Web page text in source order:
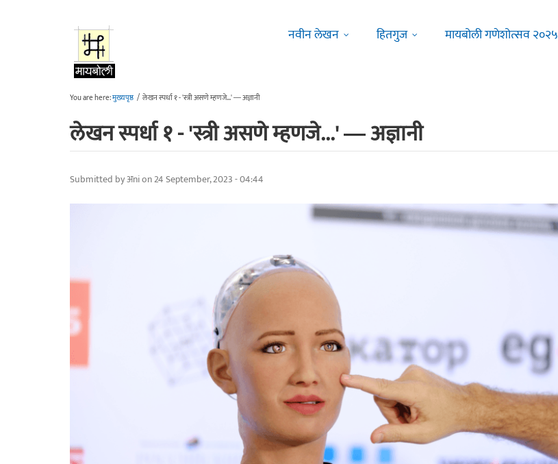
नवीन लेखन
हितगुज मायबोली गणेशोत्सव २०२५
You are here:मुख्यपृष्ठ / लेखन स्पर्धा १ - 'स्त्री असणे म्हणजे...' ― अज्ञानी
लेखन स्पर्धा १ - 'स्त्री असणे म्हणजे...' ― अज्ञानी
Submitted byअnion 24 September, 2023 - 04:44